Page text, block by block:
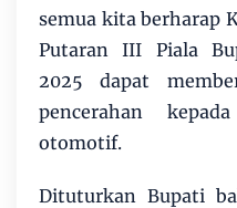
semua kita berharap
Putaran III Piala
2025 dapat
pencerahan
otomotif.
Dituturkan Bupati